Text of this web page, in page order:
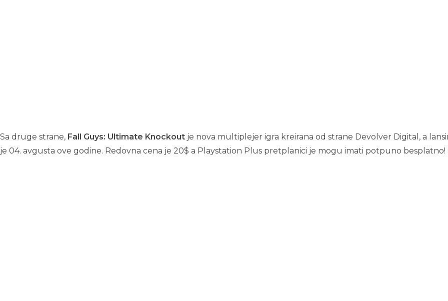
Sa druge strane, Fall Guys: Ultimate Knockout je nova multiplejer igra kreirana od strane Devolver Digital, a
je 04. avgusta ove godine. Redovna cena je 20$ a Playstation Plus pretplanici je mogu imati potpuno besplatno!